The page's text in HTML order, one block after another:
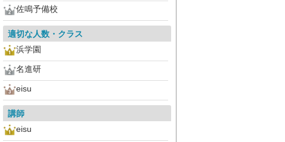
佐鳴予備校
適切な人数・クラス
浜学園
名進研
eisu
講師
eisu